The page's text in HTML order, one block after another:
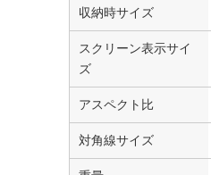
収納時サイズ
スクリーン表示サイ
ズ
アスペクト比
対角線サイズ